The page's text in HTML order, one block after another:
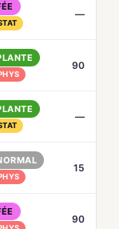
—
90
—
15
90